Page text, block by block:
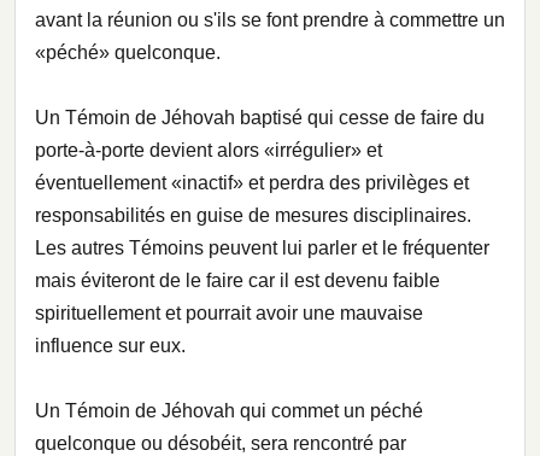
avant la réunion ou s'ils se font prendre à commettre un
«péché» quelconque.
Un Témoin de Jéhovah baptisé qui cesse de faire du
porte-à-porte devient alors «irrégulier» et
éventuellement «inactif» et perdra des privilèges et
responsabilités en guise de mesures disciplinaires.
Les autres Témoins peuvent lui parler et le fréquenter
mais éviteront de le faire car il est devenu faible
spirituellement et pourrait avoir une mauvaise
influence sur eux.
Un Témoin de Jéhovah qui commet un péché
quelconque ou désobéit, sera rencontré par